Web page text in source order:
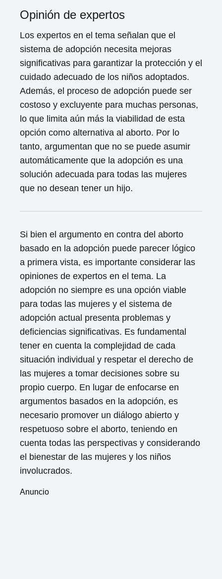
Opinión de expertos
Los expertos en el tema señalan que el
sistema de adopción necesita mejoras
significativas para garantizar la protección y el
cuidado adecuado de los niños adoptados.
Además, el proceso de adopción puede ser
costoso y excluyente para muchas personas,
lo que limita aún más la viabilidad de esta
opción como alternativa al aborto. Por lo
tanto, argumentan que no se puede asumir
automáticamente que la adopción es una
solución adecuada para todas las mujeres
que no desean tener un hijo.
Si bien el argumento en contra del aborto
basado en la adopción puede parecer lógico
a primera vista, es importante considerar las
opiniones de expertos en el tema. La
adopción no siempre es una opción viable
para todas las mujeres y el sistema de
adopción actual presenta problemas y
deficiencias significativas. Es fundamental
tener en cuenta la complejidad de cada
situación individual y respetar el derecho de
las mujeres a tomar decisiones sobre su
propio cuerpo. En lugar de enfocarse en
argumentos basados en la adopción, es
necesario promover un diálogo abierto y
respetuoso sobre el aborto, teniendo en
cuenta todas las perspectivas y considerando
el bienestar de las mujeres y los niños
involucrados.
Anuncio